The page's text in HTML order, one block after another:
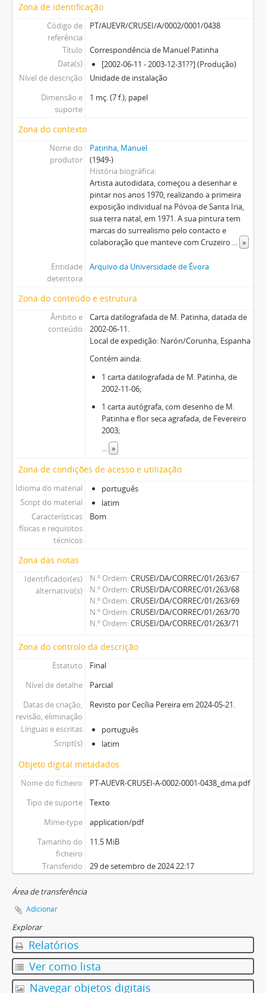
Zona de identificação
Código de
referência
PT/AUEVR/CRUSEI/A/0002/0001/0438
Título
Correspondência de Manuel Patinha
Data(s)
[2002-06-11 - 2003-12-31??] (Produção)
Nível de descrição
Unidade de instalação
Dimensão e
suporte
1 mç. (7 f.); papel
Zona do contexto
Nome do
produtor
Patinha, Manuel
(1949-)
História biográfica
Artista autodidata, começou a desenhar e
pintar nos anos 1970, realizando a primeira
exposição individual na Póvoa de Santa Iria,
sua terra natal, em 1971. A sua pintura tem
marcas do surrealismo pelo contacto e
colaboração que manteve com Cruzeiro ... »
Entidade
detentora
Arquivo da Universidade de Évora
Zona do conteúdo e estrutura
Âmbito e
conteúdo
Carta datilografada de M. Patinha, datada de
2002-06-11.
Local de expedição: Narón/Corunha, Espanha
Contém ainda:
1 carta datilografada de M. Patinha, de
2002-11-06;
1 carta autógrafa, com desenho de M.
Patinha e flor seca agrafada, de Fevereiro
2003;
... »
Zona de condições de acesso e utilização
Idioma do material
português
Script do material
latim
Características
físicas e requisitos
técnicos
Bom
Zona das notas
Identificador(es)
alternativo(s)
N.º Ordem CRUSEI/DA/CORREC/01/263/67
N.º Ordem CRUSEI/DA/CORREC/01/263/68
N.º Ordem CRUSEI/DA/CORREC/01/263/69
N.º Ordem CRUSEI/DA/CORREC/01/263/70
N.º Ordem CRUSEI/DA/CORREC/01/263/71
Zona do controlo da descrição
Estatuto
Final
Nível de detalhe
Parcial
Datas de criação,
revisão, eliminação
Revisto por Cecília Pereira em 2024-05-21.
Línguas e escritas
português
Script(s)
latim
Objeto digital metadados
Nome do ficheiro
PT-AUEVR-CRUSEI-A-0002-0001-0438_dma.pdf
Tipo de suporte
Texto
Mime-type
application/pdf
Tamanho do
ficheiro
11.5 MiB
Transferido 29 de setembro de 2024 22:17
Área de transferência
Adicionar
Explorar
Relatórios
Ver como lista
Navegar objetos digitais